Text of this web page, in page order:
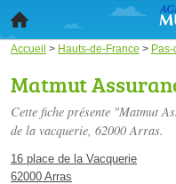
Accueil > Hauts-de-France >
Matmut
Cette fiche présente "Matmut
de la vacquerie, 62000 Arras.
16 place de la Vacquerie
62000 Arras